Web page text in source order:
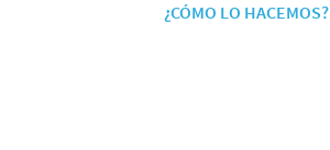
¿CÓMO LO HACEMOS?